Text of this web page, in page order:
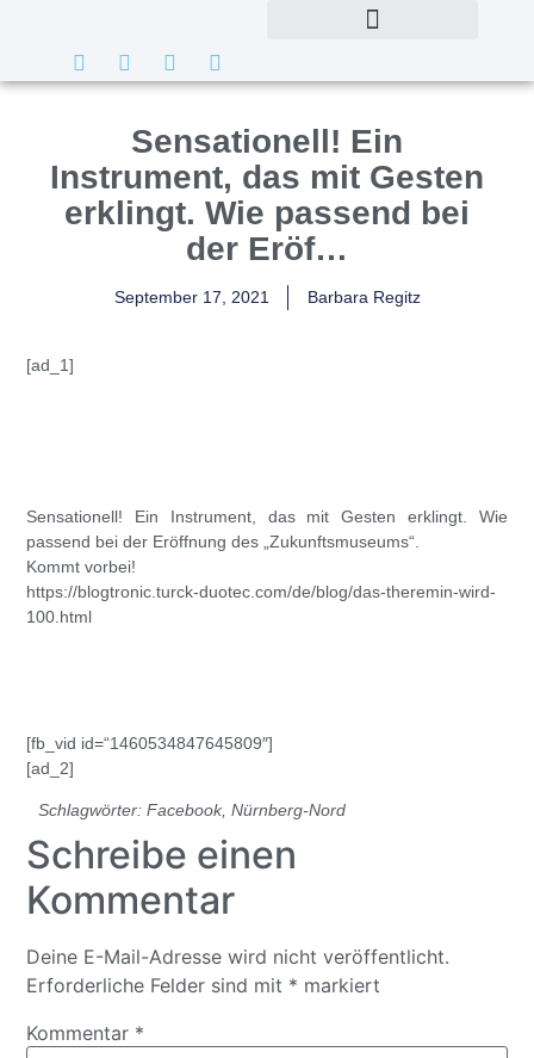
Sensationell! Ein
Instrument, das mit Gesten
erklingt. Wie passend bei
der Eröf…
September 17, 2021 Barbara Regitz
[ad_1]
Sensationell! Ein Instrument, das mit Gesten erklingt. Wie
passend bei der Eröffnung des „Zukunftsmuseums“.
Kommt vorbei!
https://blogtronic.turck-duotec.com/de/blog/das-theremin-wird-
100.html
[fb_vid id=“1460534847645809″]
[ad_2]
Schlagwörter:Facebook,Nürnberg-Nord
Schreibe einen
Kommentar
Deine E-Mail-Adresse wird nicht veröffentlicht.
Erforderliche Felder sind mit * markiert
Kommentar *